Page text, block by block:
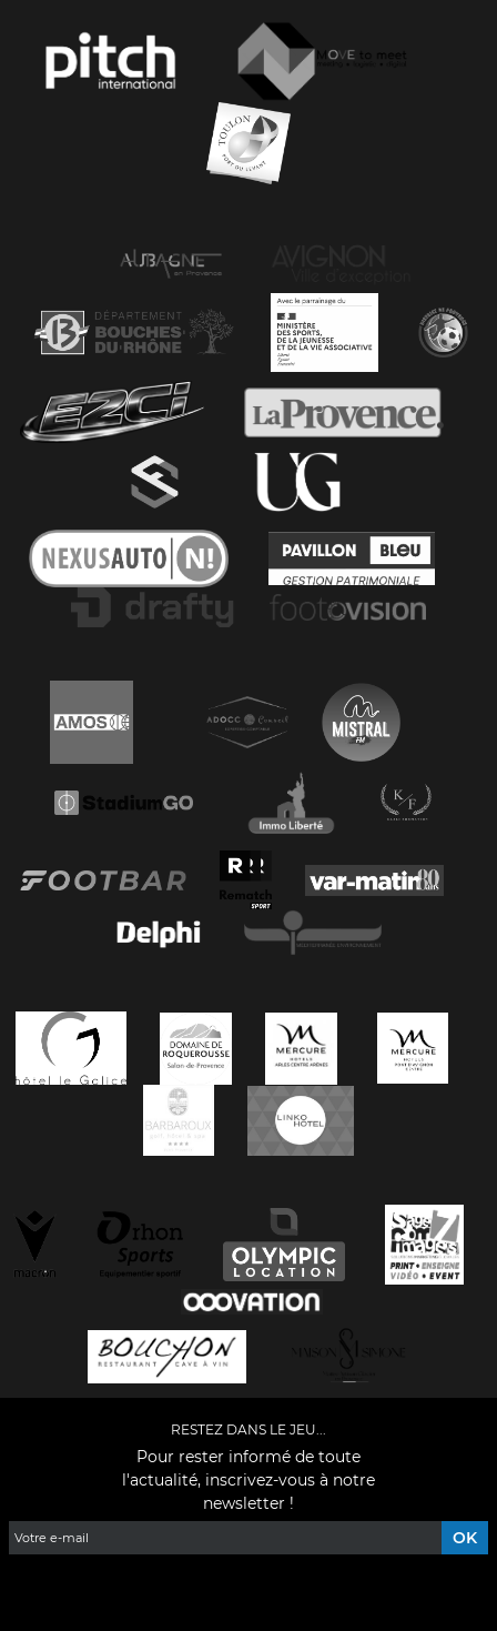
RESTEZ DANS LE JEU...
Pour rester informé de toute
l'actualité, inscrivez-vous à notre
newsletter !